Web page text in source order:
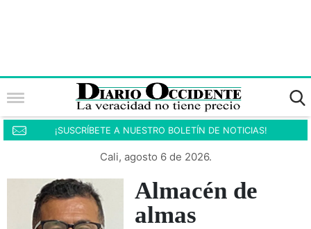
¡SUSCRÍBETE A NUESTRO BOLETÍN DE NOTICIAS!
Cali, agosto 6 de 2026.
Almacén de
almas